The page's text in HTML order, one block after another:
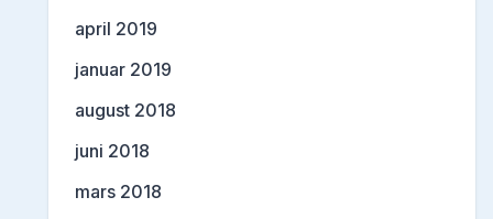
april 2019
januar 2019
august 2018
juni 2018
mars 2018